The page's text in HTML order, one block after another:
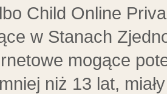
Child Online
w Stanach
mogące
niż 13 lat,